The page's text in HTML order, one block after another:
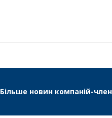
Більше новин компаній-